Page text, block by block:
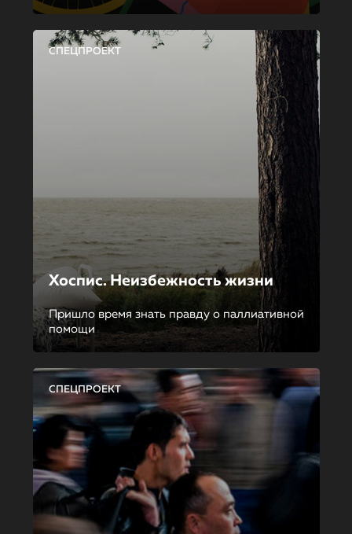
СПЕЦПРОЕКТ
Хоспис. Неизбежность жизни
Пришло время знать правду о паллиативной
помощи
СПЕЦПРОЕКТ